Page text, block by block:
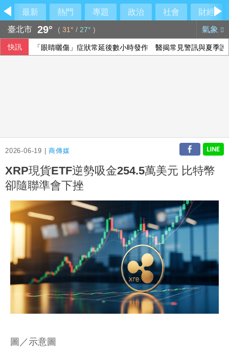
最新 熱門 專題 政治 社會
財經
臺北市 29° ( 31° / 27° ) 氣象
快訊 「眼睛曬傷」症狀常延後數小時發作 醫揭常見警訊與夏季護
2026-06-19 |商傳媒
XRP現貨ETF逆勢吸金254.5萬美元 比特幣
卻隨聯準會下挫
圖／示意圖